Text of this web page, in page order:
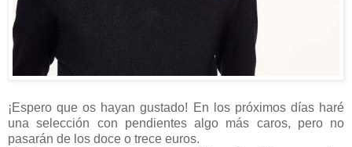
¡Espero que os hayan gustado! En los próximos días haré
una selección con pendientes algo más caros, pero no
pasarán de los doce o trece euros.